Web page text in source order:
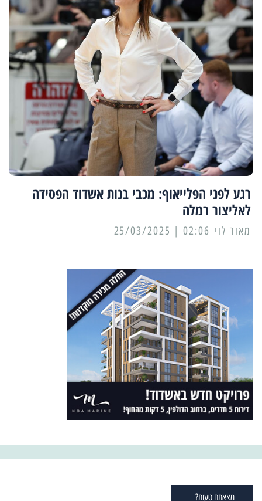
רגע לפני הפלייאוף: מכבי בנות אשדוד הפסידה
לאליצור רמלה
מאור לוי 02:06 | 25/03/2025
מצאתם טעות?